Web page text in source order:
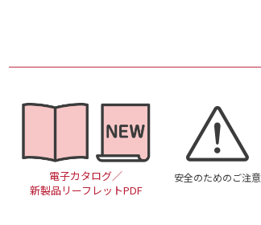
電子カタログ／
新製品リーフレットPDF
安全のためのご注意